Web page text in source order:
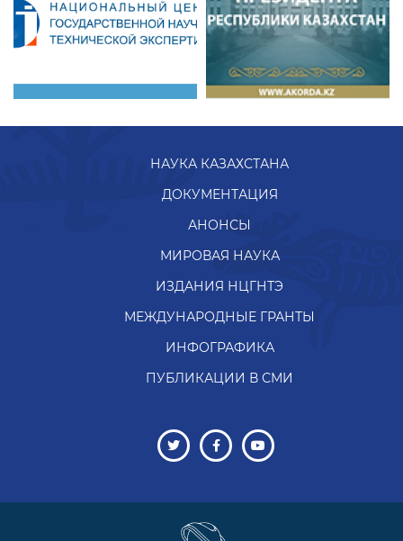
НАУКА КАЗАХСТАНА
ДОКУМЕНТАЦИЯ
АНОНСЫ
МИРОВАЯ НАУКА
ИЗДАНИЯ НЦГНТЭ
МЕЖДУНАРОДНЫЕ ГРАНТЫ
ИНФОГРАФИКА
ПУБЛИКАЦИИ В СМИ